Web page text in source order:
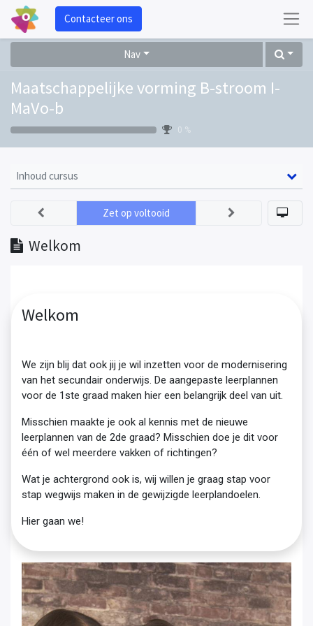
Contacteer ons
Nav
Maatschappelijke vorming B-stroom I-
MaVo-b
0 %
Inhoud cursus
Welkom
Zet op voltooid
Welkom
We zijn blij dat ook jij je wil inzetten voor de modernisering
van het secundair onderwijs. De aangepaste leerplannen
voor de 1ste graad maken hier een belangrijk deel van uit.
Misschien maakte je ook al kennis met de nieuwe
leerplannen van de 2de graad? Misschien doe je dit voor
één of wel meerdere vakken of richtingen?
Wat je achtergrond ook is, wij willen je graag stap voor
stap wegwijs maken in de gewijzigde leerplandoelen.
Hier gaan we!